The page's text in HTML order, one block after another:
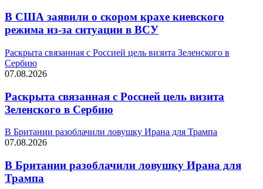
В США заявили о скором крахе киевского
режима из-за ситуации в ВСУ
Раскрыта связанная с Россией цель визита Зеленского в
Сербию
07.08.2026
Раскрыта связанная с Россией цель визита
Зеленского в Сербию
В Британии разоблачили ловушку Ирана для Трампа
07.08.2026
В Британии разоблачили ловушку Ирана для
Трампа